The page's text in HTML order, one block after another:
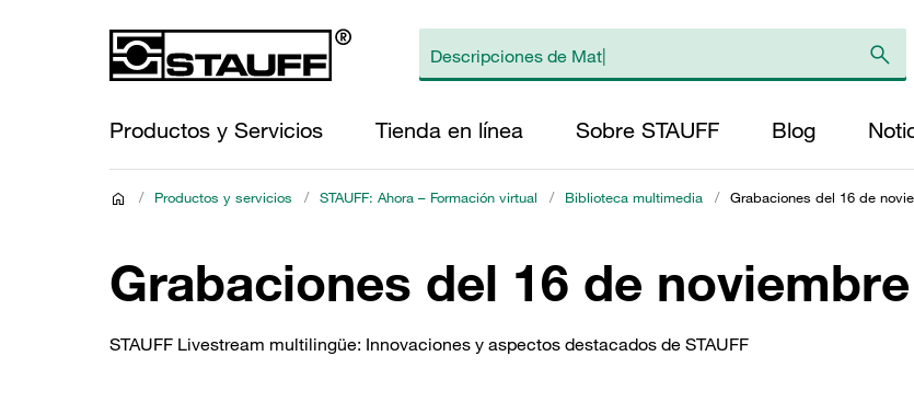
Productos y Servicios Tienda en línea Sobre STAUFF Blog
/ Productos y servicios / STAUFF: Ahora – Formación virtual / Biblioteca multimedia / Grabaciones del 16 de
Grabaciones del 16 de
STAUFF Livestream multilingüe: Innovaciones y aspectos destacados de STAUFF